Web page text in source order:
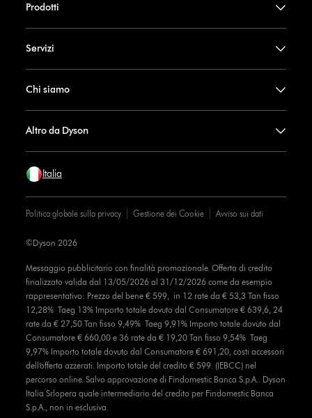
Prodotti
Servizi
Chi siamo
Altro da Dyson
Italia
Politica globale sulla privacy Gestione dei Cookie Avviso sui dati
Messaggio pubblicitario con finalità promozionale. Offerta di credito
finalizzato valida dal 13/05/2026 al 31/12/2026 come da esempio
rappresentativo: Prezzo del bene € 599, in 12 rate da € 53,3 Tan fisso
12,28% Taeg 13% Importo totale dovuto dal Consumatore € 639,6, 24
rate da € 27,50 Tan fisso 9,49% Taeg 9,91% Importo totale dovuto dal
Consumatore € 660,00 e 36 rate da € 19,20 Tan fisso 9,54% Taeg
9,97% Importo totale dovuto dal Consumatore € 691,20, costi accessori
dell’offerta azzerati. Importo totale del credito € 599. (IEBCC) nel
percorso online. Salvo approvazione di Findomestic Banca S.p.A.. Dyson
Italia Srlopera quale intermediario del credito per Findomestic Banca
S.p.A., non in esclusiva.
©Dyson 2026